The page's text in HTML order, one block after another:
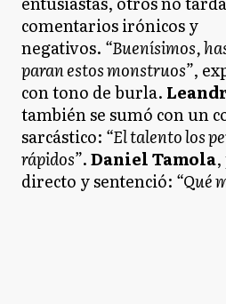
comentarios irónicos y
negativos. “Buenísimos,
paran estos monstruos”,
con tono de burla.
también se sumó con un
sarcástico: “El talento los
rápidos”.Daniel Tamola
directo y sentenció: “Qué